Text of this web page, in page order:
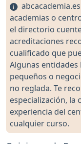
academias o
el directorio
acreditaciones
cualificado que
Algunas
pequeños o
no reglada. Te
especialización, la
experiencia del
cualquier curso.